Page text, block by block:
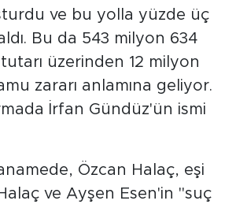
ve bu yolla yüzde üç
Bu da 543 milyon 634
üzerinden 12 milyon
zararı anlamına geliyor.
İrfan Gündüz'ün ismi
Özcan Halaç, eşi
ve Ayşen Esen'in "suç